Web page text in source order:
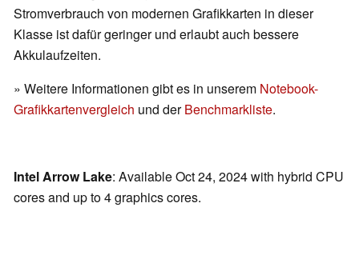
Stromverbrauch von modernen Grafikkarten in dieser
Klasse ist dafür geringer und erlaubt auch bessere
Akkulaufzeiten.
» Weitere Informationen gibt es in unserem Notebook-
Grafikkartenvergleich und derBenchmarkliste.
Intel Arrow Lake: Available Oct 24, 2024 with hybrid CPU
cores and up to 4 graphics cores.